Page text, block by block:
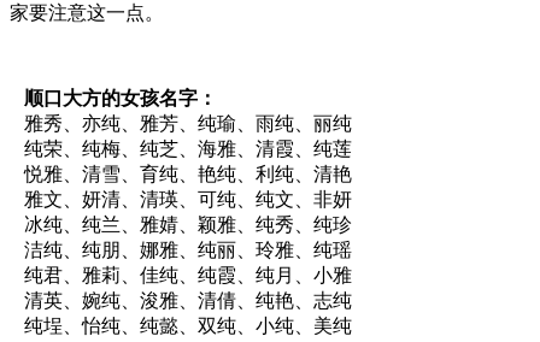
家要注意这一点。
顺口大方的女孩名字：
雅秀、亦纯、雅芳、纯瑜、雨纯、丽纯
纯荣、纯梅、纯芝、海雅、清霞、纯莲
悦雅、清雪、育纯、艳纯、利纯、清艳
雅文、妍清、清瑛、可纯、纯文、非妍
冰纯、纯兰、雅婧、颖雅、纯秀、纯珍
洁纯、纯朋、娜雅、纯丽、玲雅、纯瑶
纯君、雅莉、佳纯、纯霞、纯月、小雅
清英、婉纯、浚雅、清倩、纯艳、志纯
纯埕、怡纯、纯懿、双纯、小纯、美纯